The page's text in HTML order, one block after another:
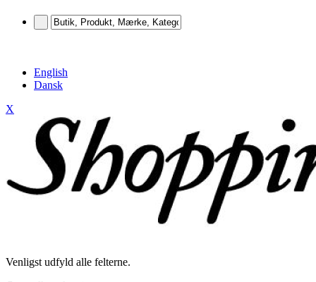
English
Dansk
X
Venligst udfyld alle felterne.